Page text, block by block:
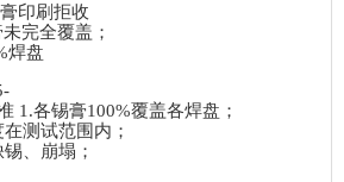
印刷拒收
完全覆盖；
焊盘
1.各锡膏100%覆盖各焊盘；
测试范围内；
、崩塌；